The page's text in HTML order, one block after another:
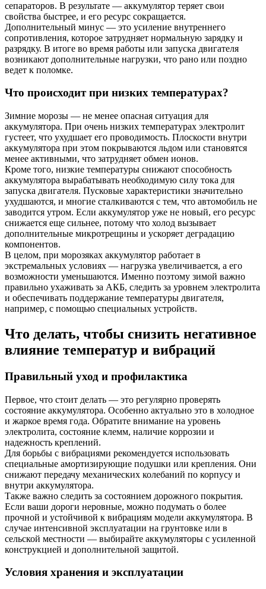
сепараторов. В результате — аккумулятор теряет свои
свойства быстрее, и его ресурс сокращается.
Дополнительный минус — это усиление внутреннего
сопротивления, которое затрудняет нормальную зарядку и
разрядку. В итоге во время работы или запуска двигателя
возникают дополнительные нагрузки, что рано или поздно
ведет к поломке.
Что происходит при низких температурах?
Зимние морозы — не менее опасная ситуация для
аккумулятора. При очень низких температурах электролит
густеет, что ухудшает его проводимость. Плоскости внутри
аккумулятора при этом покрываются льдом или становятся
менее активными, что затрудняет обмен ионов.
Кроме того, низкие температуры снижают способность
аккумулятора вырабатывать необходимую силу тока для
запуска двигателя. Пусковые характеристики значительно
ухудшаются, и многие сталкиваются с тем, что автомобиль не
заводится утром. Если аккумулятор уже не новый, его ресурс
снижается еще сильнее, потому что холод вызывает
дополнительные микротрещины и ускоряет деградацию
компонентов.
В целом, при морозяках аккумулятор работает в
экстремальных условиях — нагрузка увеличивается, а его
возможности уменьшаются. Именно поэтому зимой важно
правильно ухаживать за АКБ, следить за уровнем электролита
и обеспечивать поддержание температуры двигателя,
например, с помощью специальных устройств.
Что делать, чтобы снизить негативное
влияние температур и вибраций
Правильный уход и профилактика
Первое, что стоит делать — это регулярно проверять
состояние аккумулятора. Особенно актуально это в холодное
и жаркое время года. Обратите внимание на уровень
электролита, состояние клемм, наличие коррозии и
надежность креплений.
Для борьбы с вибрациями рекомендуется использовать
специальные амортизирующие подушки или крепления. Они
снижают передачу механических колебаний по корпусу и
внутри аккумулятора.
Также важно следить за состоянием дорожного покрытия.
Если ваши дороги неровные, можно подумать о более
прочной и устойчивой к вибрациям модели аккумулятора. В
случае интенсивной эксплуатации на грунтовке или в
сельской местности — выбирайте аккумуляторы с усиленной
конструкцией и дополнительной защитой.
Условия хранения и эксплуатации